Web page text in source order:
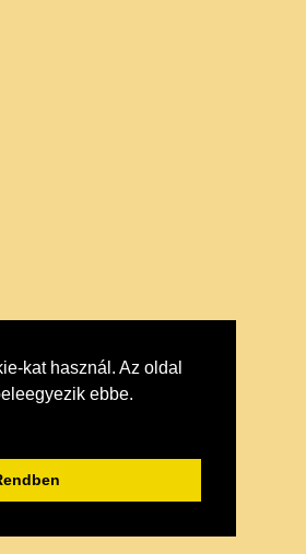
kat használ. Az oldal
ebbe.